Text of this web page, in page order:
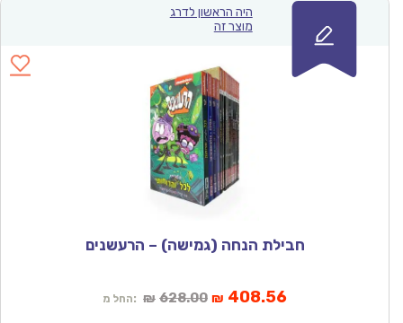
היה הראשון לדרג
מוצר זה
חבילת הנחה (גמישה) – הרעשנים
החל מ: ₪ 628.00המחיר
₪ 408.56המחיר